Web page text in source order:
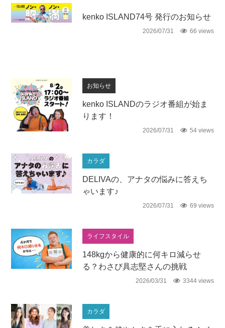
kenko ISLAND74号 発行のお知らせ
2026/07/31 66 views
お知らせ
kenko ISLANDのラジオ番組が始ま
ります！
2026/07/31 54 views
カラダ
DELIVAの、アナタの悩みに答えち
ゃいます♪
2026/07/31 69 views
ライフスタイル
148kgから健康的に何キロ減らせ
る？わさび具志堅さんの挑戦
2026/03/31 3344 views
カラダ